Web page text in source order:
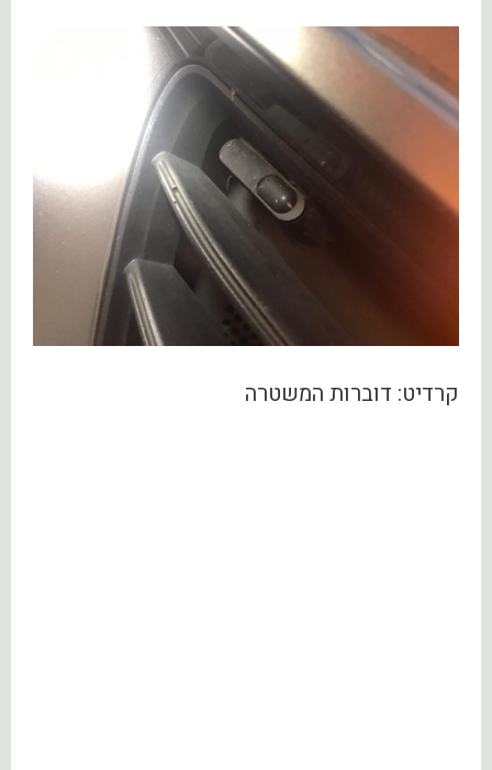
קרדיט: דוברות המשטרה